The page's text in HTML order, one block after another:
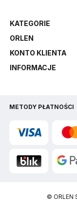
KATEGORIE
ORLEN
KONTO KLIENTA
INFORMACJE
METODY PŁATNOŚCI
© ORLEN